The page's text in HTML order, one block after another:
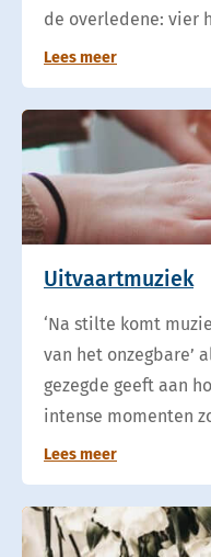
de overledene: vier
Lees meer
Uitvaartmuziek
‘Na stilte komt
van het onzegbare’
gezegde geeft aan
intense momenten
Lees meer